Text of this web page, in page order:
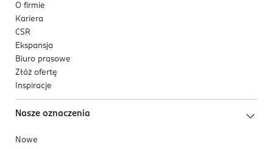
O firmie
Kariera
CSR
Ekspansja
Biuro prasowe
Złóż ofertę
Inspiracje
Nasze oznaczenia
Nowe